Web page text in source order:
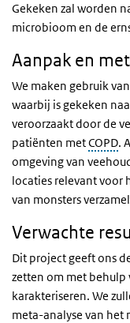
Gekeken zal worden
microbioom en de
Aanpak en
We maken gebruik
waarbij is gekeken
veroorzaakt door de
patiënten metCOPD.
omgeving van
locaties relevant voor
van monsters
Verwachte
Dit project geeft ons
zetten om met behulp
karakteriseren. We
meta-analyse van het